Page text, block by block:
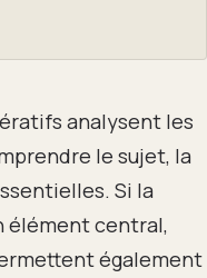
analysent les
le sujet, la
Si la
élément central,
également